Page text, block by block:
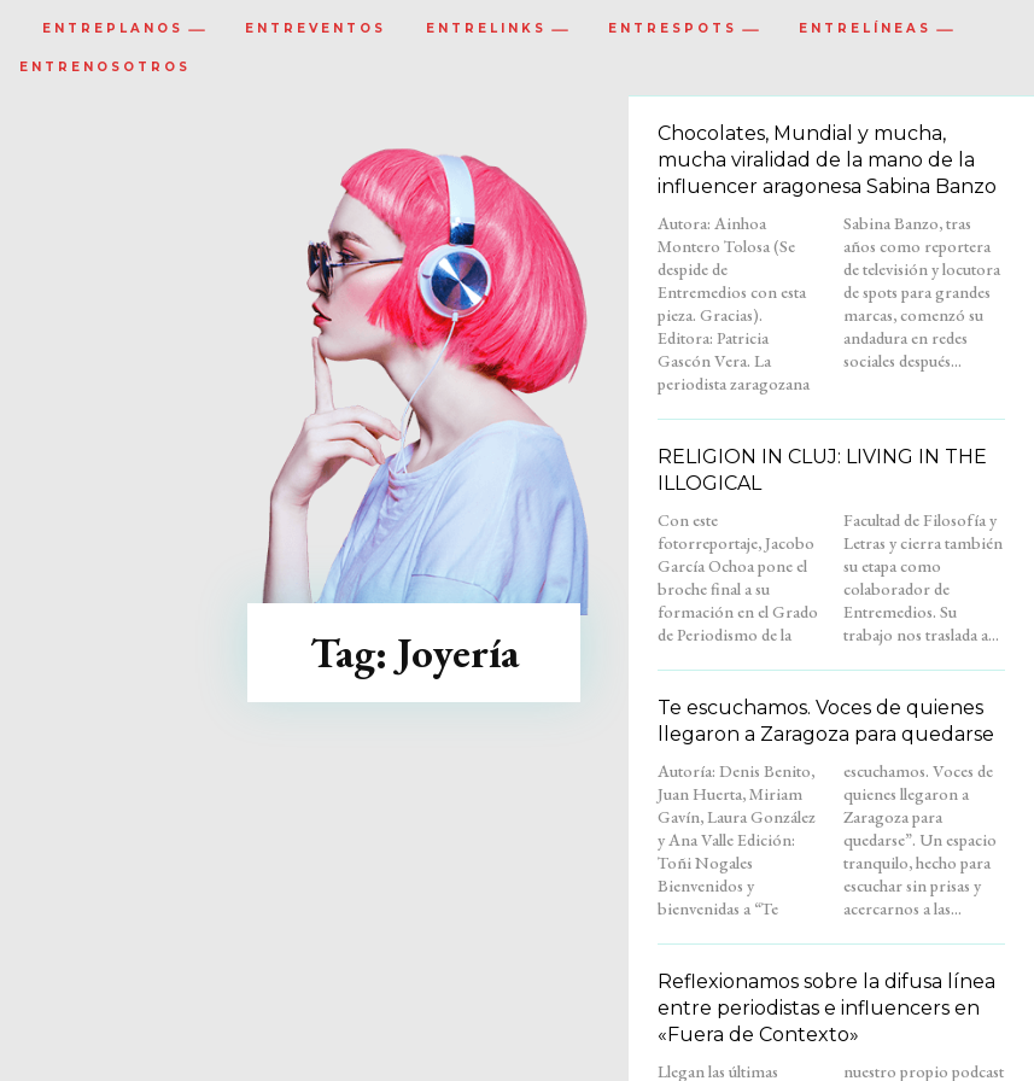
ENTREPLANOS ENTREVENTOS ENTRELINKS ENTRESPOTS ENTRELÍNEAS
ENTRENOSOTROS
Tag: Joyería
Chocolates, Mundial y mucha,
mucha viralidad de la mano de la
influencer aragonesa Sabina Banzo
Autora: Ainhoa
Montero Tolosa (Se
despide de
Entremedios con esta
pieza. Gracias).
Editora: Patricia
Gascón Vera. La
periodista zaragozana
Sabina Banzo, tras
años como reportera
de televisión y locutora
de spots para grandes
marcas, comenzó su
andadura en redes
sociales después...
RELIGION IN CLUJ: LIVING IN THE
ILLOGICAL
Con este
fotorreportaje, Jacobo
García Ochoa pone el
broche final a su
formación en el Grado
de Periodismo de la
Facultad de Filosofía y
Letras y cierra también
su etapa como
colaborador de
Entremedios. Su
trabajo nos traslada a...
Te escuchamos. Voces de quienes
llegaron a Zaragoza para quedarse
Autoría: Denis Benito,
Juan Huerta, Miriam
Gavín, Laura González
y Ana Valle Edición:
Toñi Nogales
Bienvenidos y
bienvenidas a “Te
escuchamos. Voces de
quienes llegaron a
Zaragoza para
quedarse”. Un espacio
tranquilo, hecho para
escuchar sin prisas y
acercarnos a las...
Reflexionamos sobre la difusa línea
entre periodistas e influencers en
«Fuera de Contexto»
Llegan las últimas
nuestro propio podcast